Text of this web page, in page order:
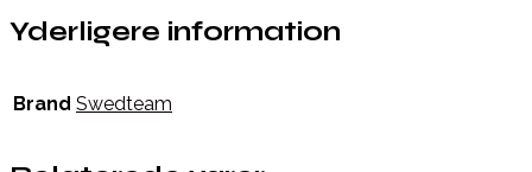
Yderligere information
Brand Swedteam